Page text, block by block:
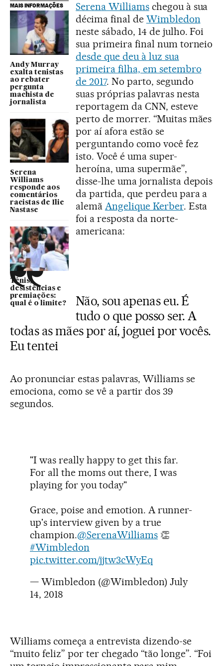
MAIS INFORMAÇÕES
Andy Murray
exalta tenistas
ao rebater
pergunta
machista de
jornalista
Serena
Williams
responde aos
comentários
racistas de Ilie
Nastase
Tênis,
desistências e
premiações:
qual é o limite?
Serena Williamschegou à sua
décima final de Wimbledon
neste sábado, 14 de julho. Foi
sua primeira final num torneio
desde que deu à luz sua
primeira filha, em setembro
de 2017. No parto, segundo
suas próprias palavras nesta
reportagem da CNN, esteve
perto de morrer. “Muitas mães
por aí afora estão se
perguntando como você fez
isto. Você é uma super-
heroína, uma supermãe”,
disse-lhe uma jornalista depois
da partida, que perdeu para a
alemã Angelique Kerber. Esta
foi a resposta da norte-
americana:
Não, sou apenas eu. É
tudo o que posso ser. A
todas as mães por aí, joguei por vocês.
Eu tentei
Ao pronunciar estas palavras, Williams se
emociona, como se vê a partir dos 39
segundos.
"I was really happy to get this far.
For all the moms out there, I was
playing for you today"
Grace, poise and emotion. A runner-
up's interview given by a true
champion.@SerenaWilliams 👏
#Wimbledon
pic.twitter.com/jjtw3cWyEq
— Wimbledon (@Wimbledon) July
14, 2018
Williams começa a entrevista dizendo-se
“muito feliz” por ter chegado “tão longe”. “Foi